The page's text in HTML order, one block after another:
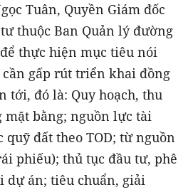
Tuân, Quyền Giám đốc
thuộc Ban Quản lý đường
thực hiện mục tiêu nói
gấp rút triển khai đồng
tới, đó là: Quy hoạch, thu
mặt bằng; nguồn lực tài
đất theo TOD; từ nguồn
phiếu); thủ tục đầu tư, phê
dự án; tiêu chuẩn, giải